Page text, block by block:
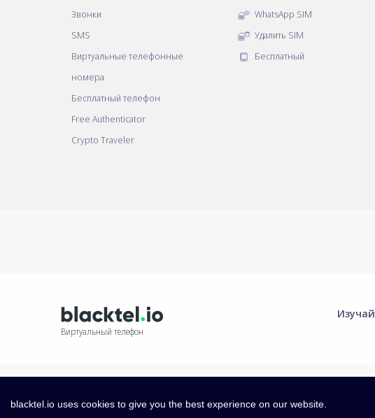
Звонки
SMS
Виртуальные телефонные
номера
Бесплатный телефон
Free Authenticator
Crypto Traveler
WhatsApp SIM
Удалить SIM
Бесплатный
Виртуальный телефон
Изучай
blacktel.io uses cookies to give you the best experience on our website.